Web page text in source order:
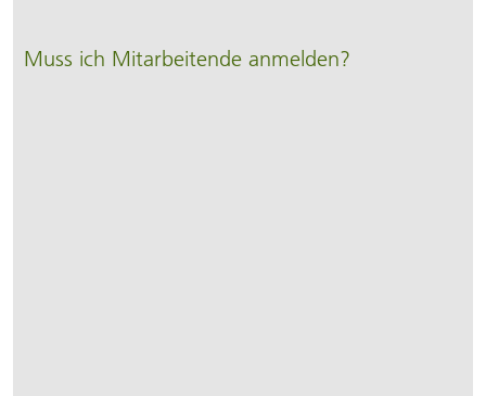
Muss ich Mitarbeitende anmelden?